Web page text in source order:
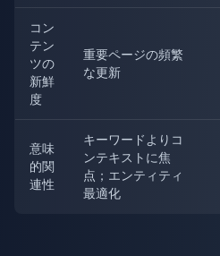
コン
テン
ツの
新鮮
度
重要ページの頻繁
な更新
意味
的関
連性
キーワードよりコ
ンテキストに焦
点；エンティティ
最適化